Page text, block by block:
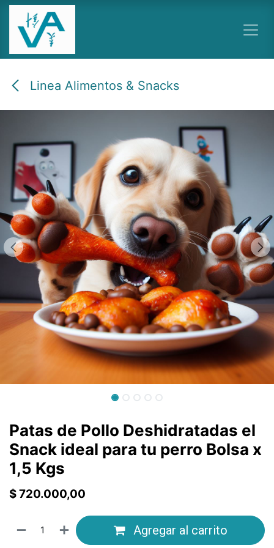
Ir al contenido
Linea Alimentos & Snacks
Patas de Pollo Deshidratadas el
Snack ideal para tu perro Bolsa x
1,5 Kgs
$720.000,00
Agregar al carrito